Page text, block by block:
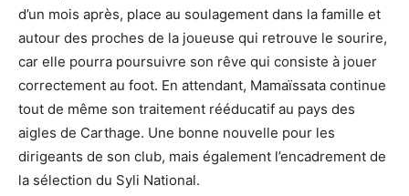
d’un mois après, place au soulagement dans la famille et
autour des proches de la joueuse qui retrouve le sourire,
car elle pourra poursuivre son rêve qui consiste à jouer
correctement au foot. En attendant, Mamaïssata continue
tout de même son traitement rééducatif au pays des
aigles de Carthage. Une bonne nouvelle pour les
dirigeants de son club, mais également l’encadrement de
la sélection du Syli National.